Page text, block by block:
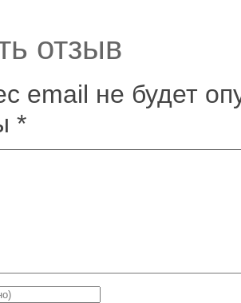
отзыв
email не будет
*